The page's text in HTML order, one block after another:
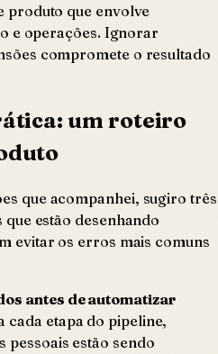
produto que envolve
e operações. Ignorar
compromete o resultado
um roteiro
que acompanhei, sugiro três
estão desenhando
evitar os erros mais comuns
antes de automatizar
cada etapa do pipeline,
pessoais estão sendo